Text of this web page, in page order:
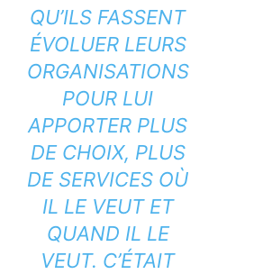
QU’ILS FASSENT
ÉVOLUER LEURS
ORGANISATIONS
POUR LUI
APPORTER PLUS
DE CHOIX, PLUS
DE SERVICES OÙ
IL LE VEUT ET
QUAND IL LE
VEUT. C’ÉTAIT